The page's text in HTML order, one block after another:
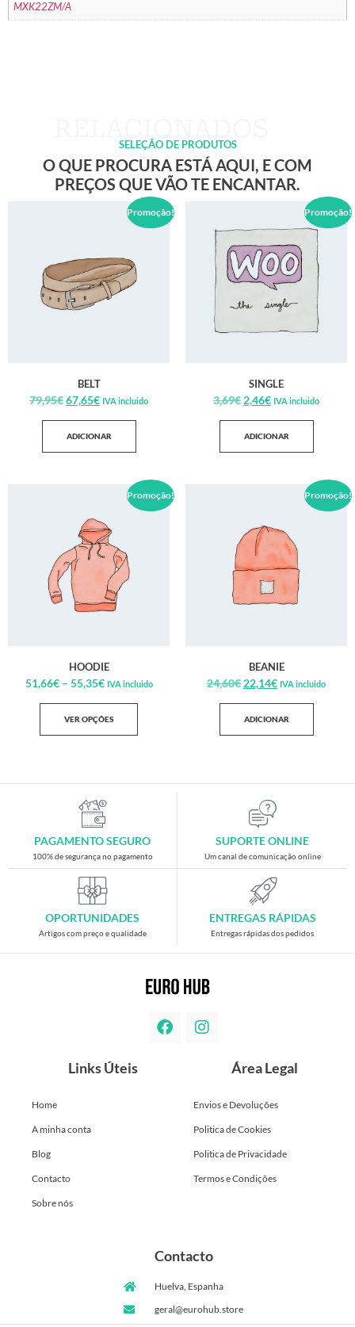
MXK22ZM/A
SELEÇÃO DE PRODUTOS
O QUE PROCURA ESTÁ AQUI, E COM
PREÇOS QUE VÃO TE ENCANTAR.
Promoção!
BELT
79,95€67,65€ IVA incluido
ADICIONAR
Promoção!
SINGLE
3,69€ 2,46€ IVA incluido
ADICIONAR
Promoção!
HOODIE
51,66€ – 55,35€ IVA incluido
VER OPÇÕES
Promoção!
BEANIE
24,60€ 22,14€ IVA incluido
ADICIONAR
PAGAMENTO SEGURO
100% de segurança no pagamento
SUPORTE ONLINE
Um canal de comunicação online
OPORTUNIDADES
Artigos com preço e qualidade
ENTREGAS RÁPIDAS
Entregas rápidas dos pedidos
Links Úteis
Home
A minha conta
Blog
Contacto
Sobre nós
Área Legal
Envios e Devoluções
Politica de Cookies
Politica de Privacidade
Termos e Condições
Contacto
Huelva, Espanha
geral@eurohub.store